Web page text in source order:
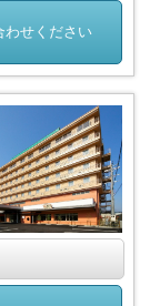
わせください